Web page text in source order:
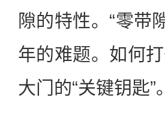
隙的特性。“零带
年的难题。如何
大门的“关键钥匙”。